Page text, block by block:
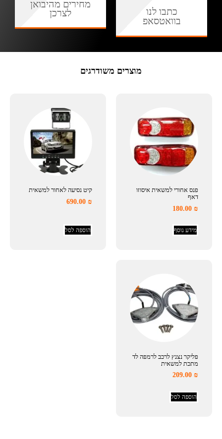
כתבו לנו
בוואטסאפ
מחירים מהיבואן
לצרכן
מוצרים משודרגים
פנס אחורי למשאית איסוזו
דאף
180.00₪
מידע נוסף
קיט נסיעה לאחור למשאית
690.00₪
הוספה לסל
פליקר נצנץ לרכב לרמפה לד
מתכת למשאית
209.00₪
הוספה לסל